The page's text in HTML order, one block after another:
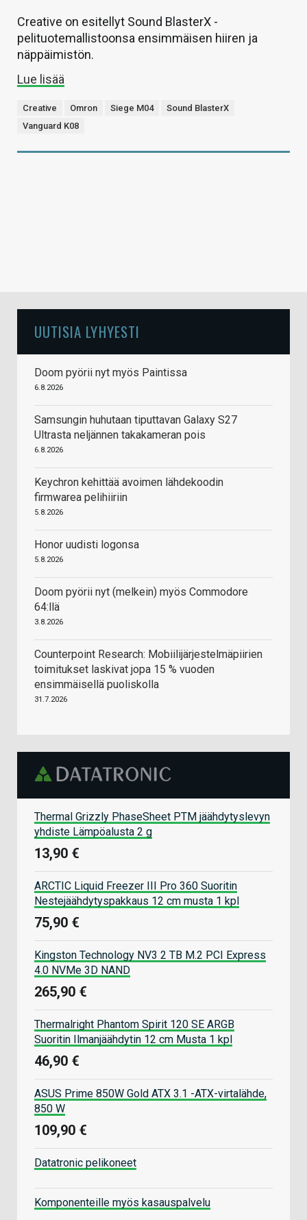
Creative on esitellyt Sound BlasterX -
pelituotemallistoonsa ensimmäisen hiiren ja
näppäimistön.
Lue lisää
Creative Omron Siege M04
Sound BlasterX
Vanguard K08
UUTISIA LYHYESTI
Doom pyörii nyt myös Paintissa
6.8.2026
Samsungin huhutaan tiputtavan Galaxy S27
Ultrasta neljännen takakameran pois
6.8.2026
Keychron kehittää avoimen lähdekoodin
firmwarea pelihiiriin
5.8.2026
Honor uudisti logonsa
5.8.2026
Doom pyörii nyt (melkein) myös Commodore
64:llä
3.8.2026
Counterpoint Research: Mobiilijärjestelmäpiirien
toimitukset laskivat jopa 15 % vuoden
ensimmäisellä puoliskolla
31.7.2026
Thermal Grizzly PhaseSheet PTM jäähdytyslevyn
yhdiste Lämpöalusta 2 g
13,90 €
ARCTIC Liquid Freezer III Pro 360 Suoritin
Nestejäähdytyspakkaus 12 cm musta 1 kpl
75,90 €
Kingston Technology NV3 2 TB M.2 PCI Express
4.0 NVMe 3D NAND
265,90 €
Thermalright Phantom Spirit 120 SE ARGB
Suoritin Ilmanjäähdytin 12 cm Musta 1 kpl
46,90 €
ASUS Prime 850W Gold ATX 3.1 -ATX-virtalähde,
850 W
109,90 €
Datatronic pelikoneet
Komponenteille myös kasauspalvelu